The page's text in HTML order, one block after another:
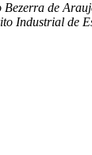
Bezerra de
Industrial de